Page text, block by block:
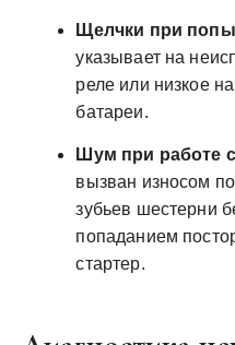
Щелчки при
указывает на
реле или низкое
батареи.
Шум при работе
вызван износом
зубьев шестерни
попаданием
стартер.